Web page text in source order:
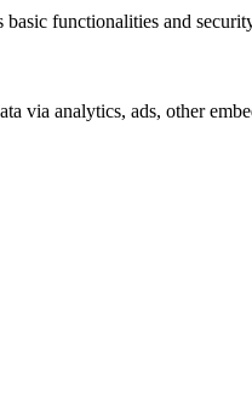
functionalities and
via analytics, ads, other